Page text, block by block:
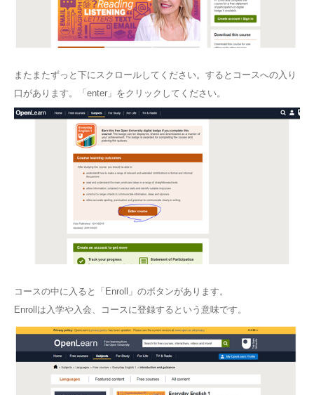
またまたずっと下にスクロールしてください。するとコースへの入り
口があります。「enter」をクリックしてください。
コースの中に入ると「Enroll」のボタンがあります。
Enrollは入学や入会、コースに登録するという意味です。